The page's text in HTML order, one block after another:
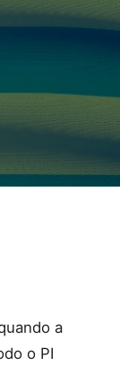
a
o PI